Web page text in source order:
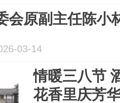
会原副主任陈小
03-14
情暖三八节
花香里庆芳